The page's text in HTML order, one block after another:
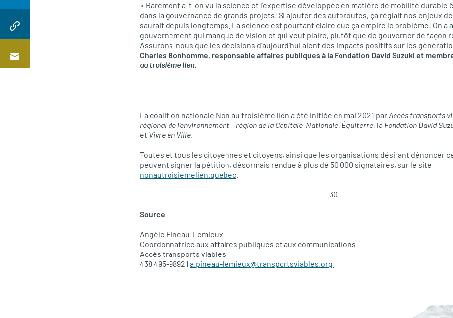
« Rarement a-t-on vu la science et l’expertise développée en matière de mobilité durable
dans la gouvernance de grands projets! Si ajouter des autoroutes, ça réglait nos enjeux
saurait depuis longtemps. La science est pourtant claire que ça empire le problème! On a
gouvernement qui manque de vision et qui veut plaire, plutôt que de gouverner de façon
Assurons-nous que les décisions d’aujourd’hui aient des impacts positifs sur les
Charles Bonhomme, responsable affaires publiques à la Fondation David Suzuki et
au troisième lien.
La coalition nationale Non au troisième lien a été initiée en mai 2021 parAccès transports
régional de l’environnement – région de la Capitale-Nationale, Équiterre, la Fondation David
et Vivre en Ville
Toutes et tous les citoyennes et citoyens, ainsi que les organisations désirant dénoncer
peuvent signer la pétition, désormais rendue à plus de 50 000 signataires, sur le site
nonautroisiemelien.quebec
– 30 –
Source
Angèle Pineau-Lemieux
Coordonnatrice aux affaires publiques et aux communications
Accès transports viables
438 495-9892 | a.pineau-lemieux@transportsviables.org